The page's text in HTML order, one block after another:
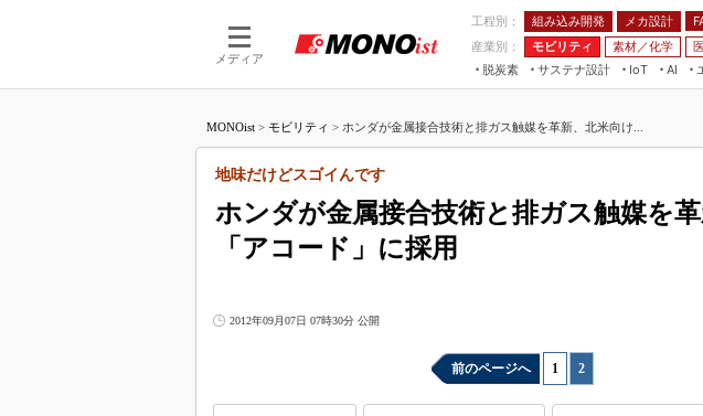
メディア
工程別： 組み込み開発 メカ設計
産業別：
モビリティ 素材／化学
脱炭素
サステナ設計
IoT
つながる工場
AI
AI×設備保全 JIMTOF
IIFES
VR／AR
フィー
MONOist > モビリティ > ホンダが金属接合技術と排ガス触媒を革新、北米向け...
ホンダが金属接合技術と排ガス触媒を
「アコード」に採用
地味だけどスゴイんです
2012年09月07日 07時30分 公開
前のページへ 1 2